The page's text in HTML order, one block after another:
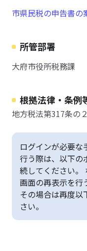
市県民税の申告書の
所管部署
大府市役所税務課
根拠法律・条例
地方税法第317条の
ログインが必要な
行う際は、以下の
続してください。
画面の再表示を行
その場合は再度以
さい。